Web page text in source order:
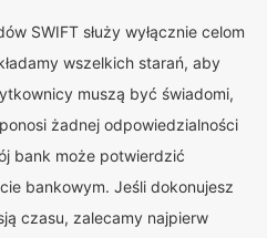
SWIFT służy wyłącznie celom
wszelkich starań, aby
muszą być świadomi,
żadnej odpowiedzialności
bank może potwierdzić
bankowym. Jeśli dokonujesz
czasu, zalecamy najpierw